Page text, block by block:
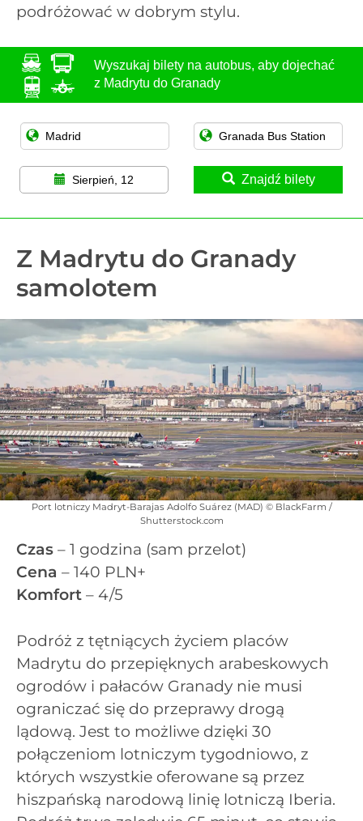
podróżować w dobrym stylu.
Wyszukaj bilety na autobus, aby dojechać
z Madrytu do Granady
Sierpień, 12 Znajdź bilety
Z Madrytu do Granady
samolotem
Port lotniczy Madryt-Barajas Adolfo Suárez (MAD) © BlackFarm /
Shutterstock.com
Czas – 1 godzina (sam przelot)
Cena – 140 PLN+
Komfort – 4/5
Podróż z tętniących życiem placów
Madrytu do przepięknych arabeskowych
ogrodów i pałaców Granady nie musi
ograniczać się do przeprawy drogą
lądową. Jest to możliwe dzięki 30
połączeniom lotniczym tygodniowo, z
których wszystkie oferowane są przez
hiszpańską narodową linię lotniczą Iberia.